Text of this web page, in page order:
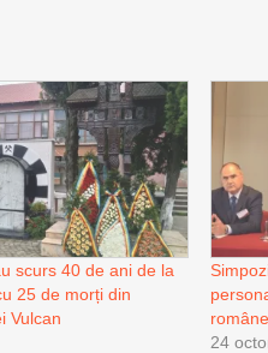
scurs 40 de ani de la
25 de morți din
Vulcan
24